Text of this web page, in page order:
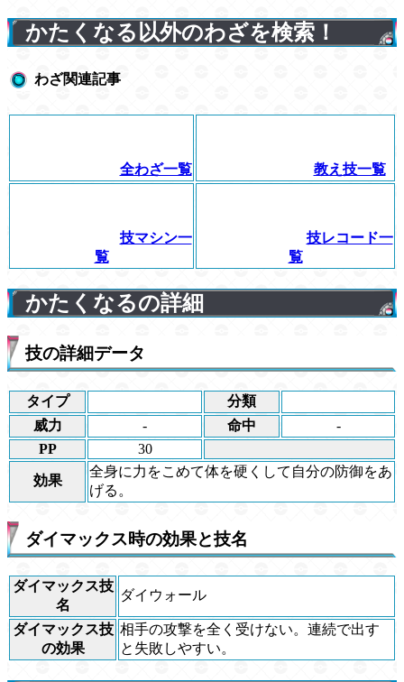
かたくなる以外のわざを検索！
わざ関連記事
全わざ一覧 教え技一覧
技マシン一
覧
技レコード一
覧
かたくなるの詳細
技の詳細データ
タイプ
分類
威力
- 命中
-
PP
30
効果
全身に力をこめて体を硬くして自分の防御をあ
げる。
ダイマックス時の効果と技名
ダイマックス技
名
ダイウォール
ダイマックス技
の効果
相手の攻撃を全く受けない。連続で出す
と失敗しやすい。